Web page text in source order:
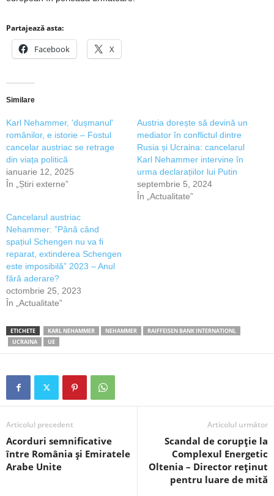
Partajează asta:
Facebook X
Similare
Karl Nehammer, 'dușmanul'
românilor, e istorie – Fostul
cancelar austriac se retrage
din viața politică
ianuarie 12, 2025
În „Știri externe”
Austria dorește să devină un
mediator în conflictul dintre
Rusia și Ucraina: cancelarul
Karl Nehammer intervine în
urma declarațiilor lui Putin
septembrie 5, 2024
În „Actualitate”
Cancelarul austriac
Nehammer: ”Până când
spațiul Schengen nu va fi
reparat, extinderea Schengen
este imposibilă” 2023 – Anul
fără aderare?
octombrie 25, 2023
În „Actualitate”
ETICHETE KARL NEHAMMER NEHAMMER
RAIFFEISEN BANK INTERNATIONL
UCRAINA
UE
Articolul precedent
Acorduri semnificative
între România și Emiratele
Arabe Unite
Articolul următor
Scandal de corupție la
Complexul Energetic
Oltenia – Director reținut
pentru luare de mită